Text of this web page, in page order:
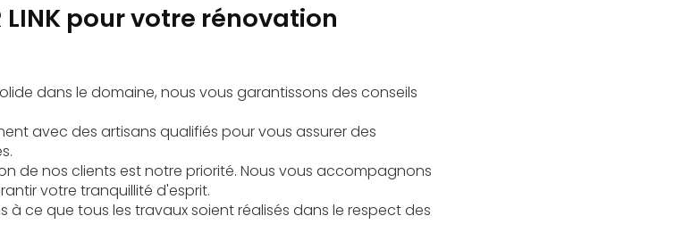
LINK pour votre rénovation
dans le domaine, nous vous garantissons des conseils
avec des artisans qualifiés pour vous assurer des
de nos clients est notre priorité. Nous vous accompagnons
votre tranquillité d'esprit.
à ce que tous les travaux soient réalisés dans le respect des